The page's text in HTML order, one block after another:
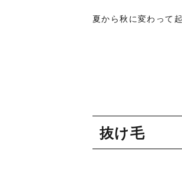
夏から秋に変わって
抜け毛